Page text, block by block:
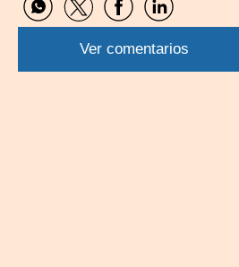
Compartir
por
WhatsApp
Compartir
por
Twitter
Compartir
por
Facebook
Compartir
por
Linkedin
Ver comentarios